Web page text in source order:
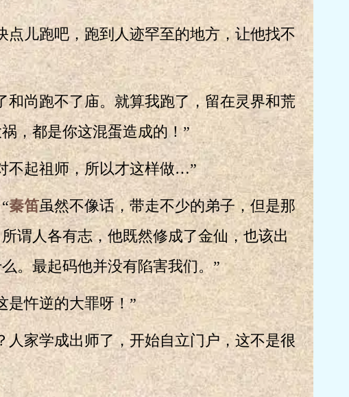
跑吧，跑到人迹罕至的地方，让他找不
跑不了庙。就算我跑了，留在灵界和荒
，都是你这混蛋造成的！”
不起祖师，所以才这样做…”
秦笛虽然不像话，带走不少的弟子，但是那
谓人各有志，他既然修成了金仙，也该出
。最起码他并没有陷害我们。”
忤逆的大罪呀！”
家学成出师了，开始自立门户，这不是很